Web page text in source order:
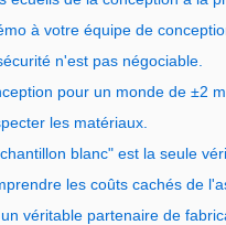
à votre équipe de
n'est pas négociable.
pour un monde de ±2
les matériaux.
blanc" est la seule
les coûts cachés de
véritable partenaire de